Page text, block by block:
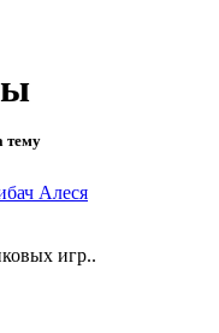
тему
Алеся
игр..